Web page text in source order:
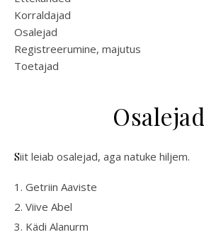
Korraldajad
Osalejad
Registreerumine, majutus
Toetajad
Osalejad
Siit leiab osalejad, aga natuke hiljem.
1. Getriin Aaviste
2. Viive Abel
3. Kädi Alanurm